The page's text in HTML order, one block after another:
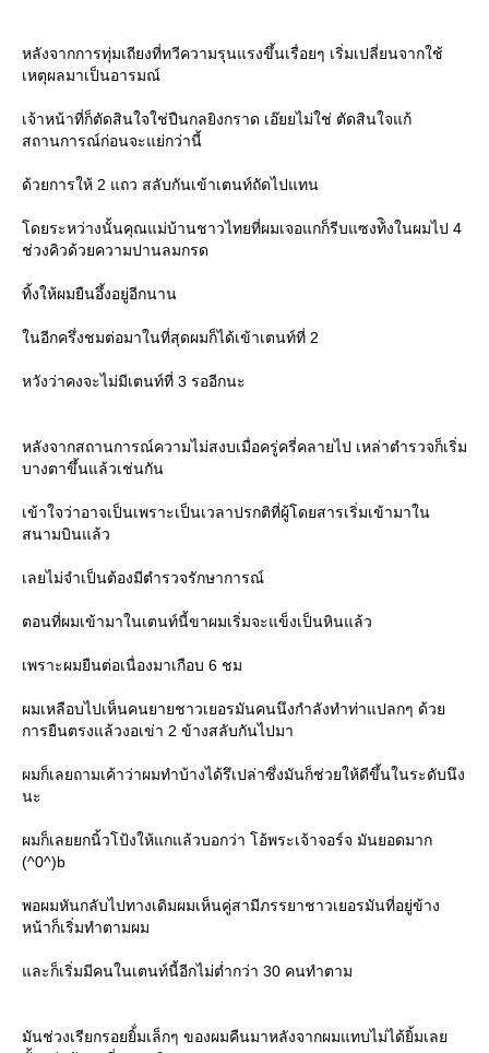
หลังจากการทุ่มเถียงที่ทวีความรุนแรงขึ้นเรื่อยๆ เริ่มเปลี่ยนจากใช้
เหตุผลมาเป็นอารมณ์
เจ้าหน้าที่ก็ตัดสินใจใช่ปืนกลยิงกราด เอ๊ยยไม่ใช่ ตัดสินใจแก้
สถานการณ์ก่อนจะแย่กว่านี้
ด้วยการให้ 2 แถว สลับกันเข้าเตนท์ถัดไปแทน
ดยระหว่างนั้นคุณแม่บ้านชาวไทยที่ผมเจอแกก็รีบแซงท้ิงในผมไป 4
ช่วงคิวด้วยความปานลมกรด
ทิ้งให้ผมยืนอึ้งอยู่อีกนาน
นอีกครึ่งชมต่อมาในที่สุดผมก็ได้เข้าเตนท์ที่ 2
หวังว่าคงจะไม่มีเตนท์ที่ 3 รออีกนะ
หลังจากสถานการณ์ความไม่สงบเมื่อครู่ครี่คลายไป เหล่าตำรวจก็เริ่ม
บางตาขึ้นแล้วเช่นกัน
เข้าใจว่าอาจเป็นเพราะเป็นเวลาปรกติที่ผู้โดยสารเริ่มเข้ามาใน
สนามบินแล้ว
เลยไม่จำเป็นต้องมีตำรวจรักษาการณ์
ตอนที่ผมเข้ามาในเตนท์นี้ขาผมเริ่มจะแข็งเป็นหินแล้ว
เพราะผมยืนต่อเนื่องมาเกือบ 6 ชม
ผมเหลือบไปเห็นคนยายชาวเยอรมันคนนึงกำลังทำท่าแปลกๆ ด้ว
การยืนตรงแล้วงอเข่า 2 ข้างสลับกันไปมา
ผมก็เลยถามเค้าว่าผมทำบ้างได้รึเปล่าซึ่งมันก็ช่วยให้ดีขึ้นในระดับนึง
นะ
ผมก็เลยยกนิ้วโป้งให้แกแล้วบอกว่า โอ้พระเจ้าจอร์จ มันยอดมาก
(^0^)b
พอผมหันกลับไปทางเดิมผมเห็นคู่สามีภรรยาชาวเยอรมันที่อยู่ข้าง
หน้าก็เริ่มทำตามผม
ละก็เริ่มมีคนในเตนท์นี้อีกไม่ต่ำกว่า 30 คนทำตาม
มันช่วงเรียกรอยยิ้่มเล็กๆ ของผมคืนมาหลังจากผมแทบไม่ได้ยิ้มเล